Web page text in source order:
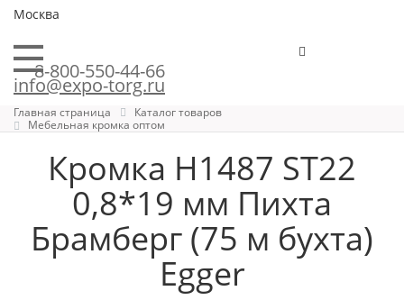
Москва
8-800-550-44-66
info@expo-torg.ru
Главная страница
Каталог товаров
Мебельная кромка оптом
Кромка H1487 ST22
0,8*19 мм Пихта
Брамберг (75 м бухта)
Egger